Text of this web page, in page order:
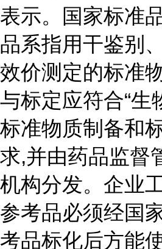
表示。国家标准
品系指用干鉴别
效价测定的标准
与标定应符合“生
标准物质制备和
求,并由药品监督
机构分发。企业
参考品必须经国
考品标化后方能使